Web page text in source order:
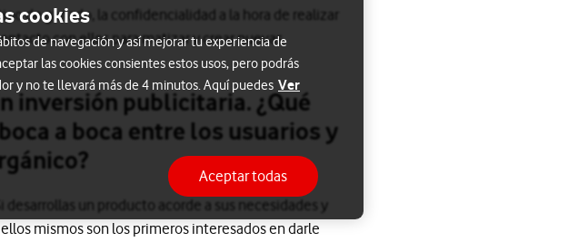
de ganado, la confidencialidad a la hora de realizar
con ellos para matizar y crear nuevas
inversión publicitaria. ¿Qué
a boca entre los usuarios y
un producto acorde a sus necesidades y
mismos son los primeros interesados en darle
cookies
de navegación y así mejorar tu experiencia de
las cookies consientes estos usos, pero podrás
y no te llevará más de 4 minutos. Aquí puedes Ver
Aceptar todas